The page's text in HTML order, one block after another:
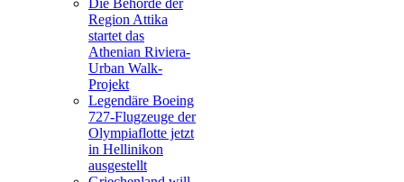
Die Behörde der
Region Attika
startet das
Athenian Riviera-
Urban Walk-
Projekt
Legendäre Boeing
727-Flugzeuge der
Olympiaflotte jetzt
in Hellinikon
ausgestellt